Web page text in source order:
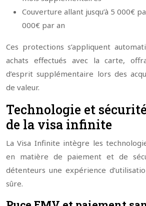
Couverture allant jusqu’à 5 000€
000€ par an
Ces protections s’appliquent
achats effectués avec la carte,
d’esprit supplémentaire lors des
de valeur.
Technologie et
de la visa infinite
La Visa Infinite intègre les
en matière de paiement et de
détenteurs une expérience
sûre.